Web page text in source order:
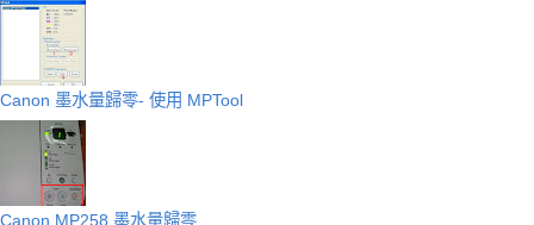
Canon 墨水量歸零- 使用 MPTool
Canon MP258 墨水量歸零